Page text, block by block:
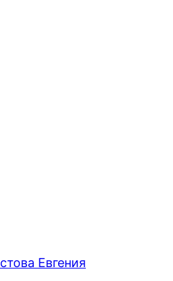
Евгения